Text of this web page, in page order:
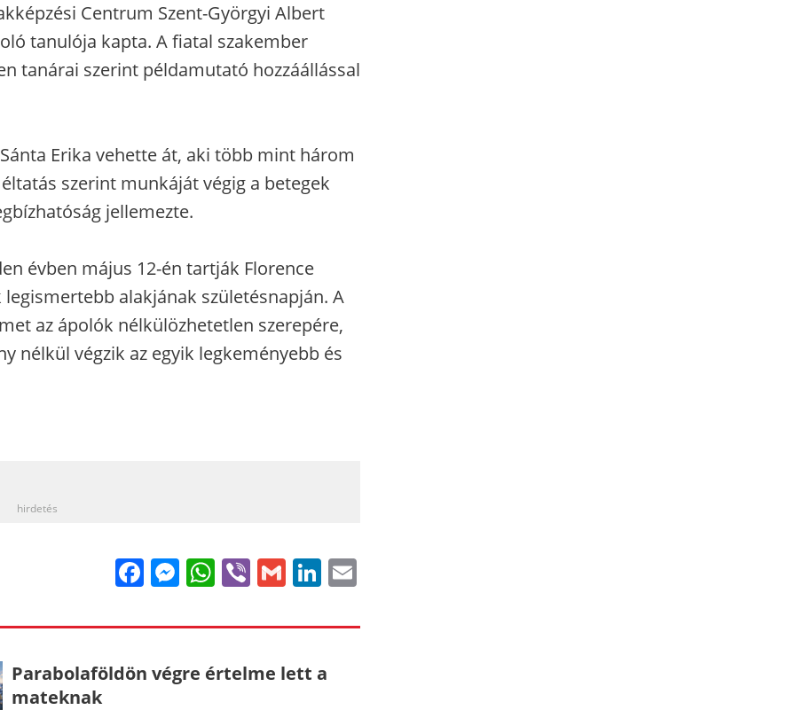
Centrum Szent-Györgyi Albert
tanulója kapta. A fiatal szakember
tanárai szerint példamutató hozzáállással
Erika vehette át, aki több mint három
szerint munkáját végig a betegek
jellemezte.
évben május 12-én tartják Florence
alakjának születésnapján. A
az ápolók nélkülözhetetlen szerepére,
nélkül végzik az egyik legkeményebb és
hirdetés
Facebook
Messenger
WhatsApp
ViberGmailLinkedIn
Email
Parabolaföldön végre értelme lett a
mateknak